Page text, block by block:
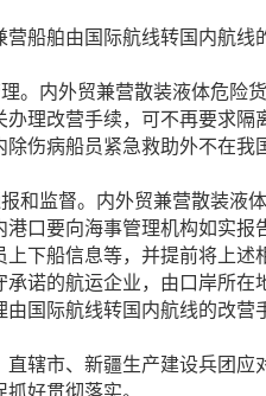
船舶由国际航线转国内航线
内外贸兼营散装液体危险货
办理改营手续，可不再要求
除伤病船员紧急救助外不在
监督。内外贸兼营散装液体
港口要向海事管理机构如实
上下船信息等，并提前将上
承诺的航运企业，由口岸所
由国际航线转国内航线的改
市、新疆生产建设兵团应
好贯彻落实。